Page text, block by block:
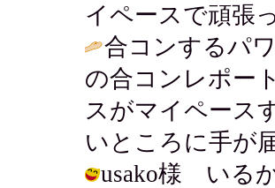
イペースで頑張
合コンするパ
の合コンレポー
スがマイペース
いところに手が
usako様 いる